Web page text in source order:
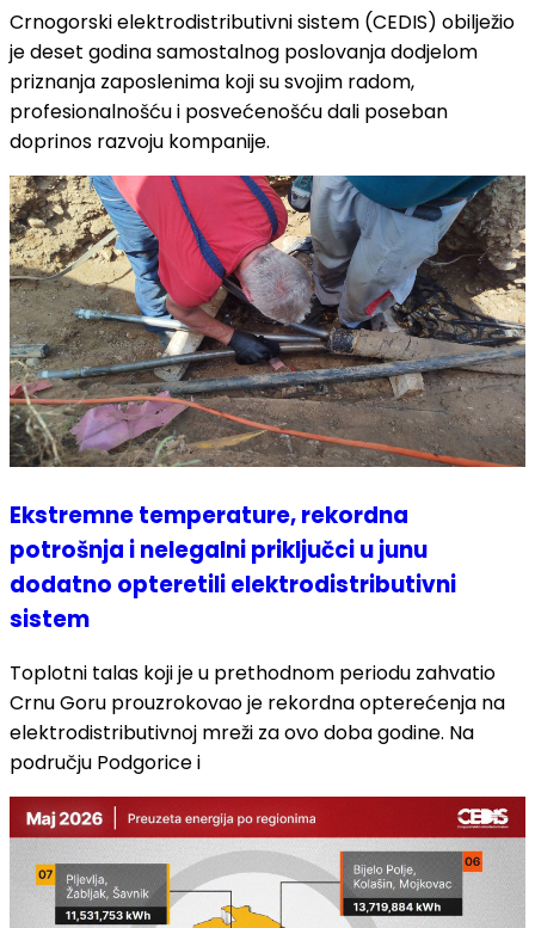
Crnogorski elektrodistributivni sistem (CEDIS) obilježio
je deset godina samostalnog poslovanja dodjelom
priznanja zaposlenima koji su svojim radom,
profesionalnošću i posvećenošću dali poseban
doprinos razvoju kompanije.
Ekstremne temperature, rekordna
potrošnja i nelegalni priključci u junu
dodatno opteretili elektrodistributivni
sistem
Toplotni talas koji je u prethodnom periodu zahvatio
Crnu Goru prouzrokovao je rekordna opterećenja na
elektrodistributivnoj mreži za ovo doba godine. Na
području Podgorice i